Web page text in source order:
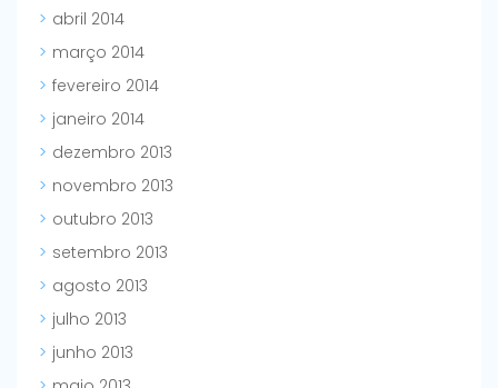
abril 2014
março 2014
fevereiro 2014
janeiro 2014
dezembro 2013
novembro 2013
outubro 2013
setembro 2013
agosto 2013
julho 2013
junho 2013